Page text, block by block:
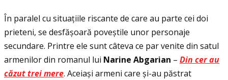
În paralel cu situaţiile riscante de care au parte cei doi
prieteni, se desfășoară poveștile unor personaje
secundare. Printre ele sunt câteva ce par venite din satul
armenilor din romanul lui Narine Abgarian – Din cer au
căzut trei mere. Aceiași armeni care și-au păstrat